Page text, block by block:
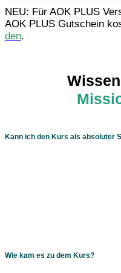
NEU: Für AOK PLUS
AOK PLUS Gutschein
den.
Kann ich den Kurs als absoluter
Wie kam es zu dem Kurs?